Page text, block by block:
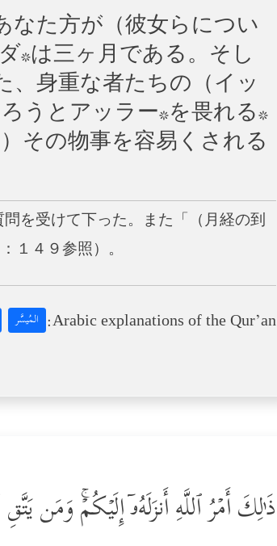
なた方が（彼女らについ
*は三ヶ月である。そし
身重な者たちの（イッ
うとアッラー*を畏れる*
その物事を容易くされる
を受けて下った。また「（月経の到
１４９参照）。
Arabic explanations of the Qur’an: المُيسَّر
ذَ ٰ⁠لِكَ أَمۡرُ ٱللَّهِ أَنزَلَهُۥۤ إِلَیۡكُمۡۚ وَمَن